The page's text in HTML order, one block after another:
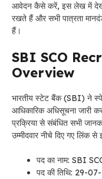
आवेदन कैसे करें, इस लेख में देखें।
रखते हैं और सभी पात्रता
हैं।
SBI SCO
Overview
भारतीय स्टेट बैंक (SBI) ने
आधिकारिक अधिसूचना जारी
प्रक्रिया से संबंधित सभी
उम्मीदवार नीचे दिए गए
पद का नाम: SBI
पद की तिथि: 29-